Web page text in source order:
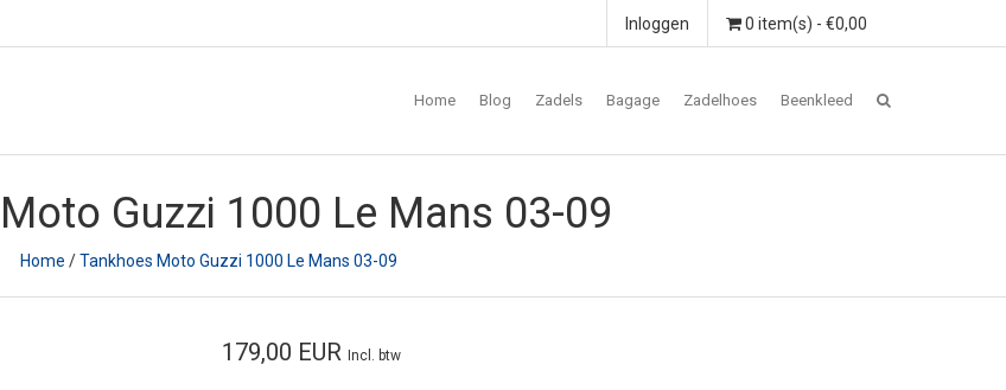
0 item(s) - €0,00
Inloggen
Home Blog Zadels Bagage Zadelhoes Beenkleed
Guzzi 1000 Le Mans 03-09
Home /Tankhoes Moto Guzzi 1000 Le Mans 03-09
179,00 EUR Incl. btw